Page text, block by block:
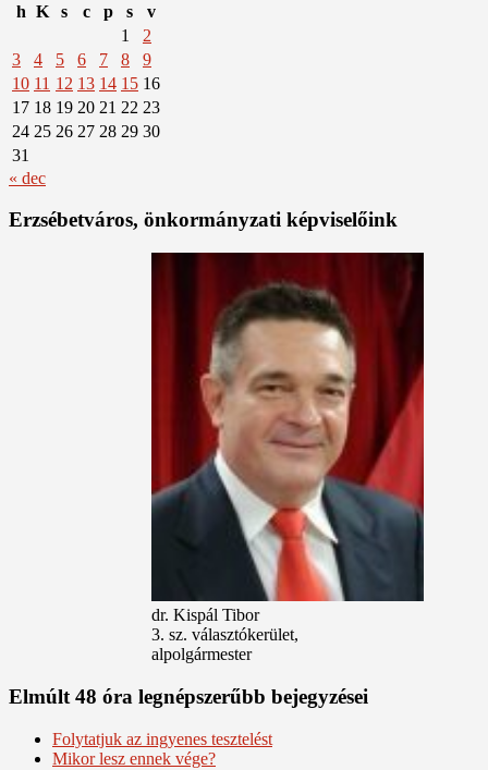
h K s c p s
v
1
2
3
4 5 6 7 8
9
10 11 12 13 14 15 16
17 18 19 20 21 22 23
24 25 26 27 28 29 30
31
« dec
Erzsébetváros, önkormányzati képviselőink
dr. Kispál Tibor
3. sz. választókerület,
alpolgármester
Elmúlt 48 óra legnépszerűbb bejegyzései
Folytatjuk az ingyenes tesztelést
Mikor lesz ennek vége?